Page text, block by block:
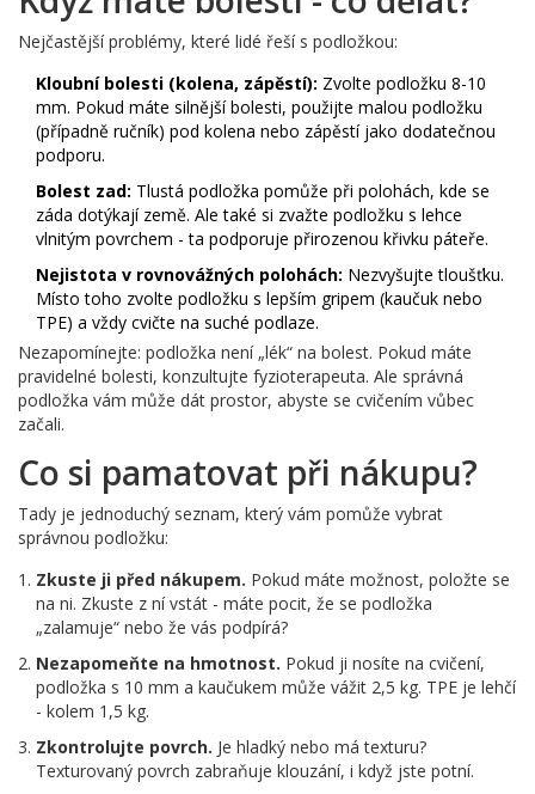
Nejčastější problémy, které lidé řeší s podložkou:
Kloubní bolesti (kolena, zápěstí): Zvolte podložku 8-10
mm. Pokud máte silnější bolesti, použijte malou podložku
(případně ručník) pod kolena nebo zápěstí jako dodatečnou
podporu.
Bolest zad: Tlustá podložka pomůže při polohách, kde se
záda dotýkají země. Ale také si zvažte podložku s lehce
vlnitým povrchem - ta podporuje přirozenou křivku páteře.
Nejistota v rovnovážných polohách: Nezvyšujte tloušťku.
Místo toho zvolte podložku s lepším gripem (kaučuk nebo
TPE) a vždy cvičte na suché podlaze.
Nezapomínejte: podložka není „lék“ na bolest. Pokud máte
pravidelné bolesti, konzultujte fyzioterapeuta. Ale správná
podložka vám může dát prostor, abyste se cvičením vůbec
začali.
Co si pamatovat při nákupu?
Tady je jednoduchý seznam, který vám pomůže vybrat
správnou podložku:
Zkuste ji před nákupem. Pokud máte možnost, položte se
na ni. Zkuste z ní vstát - máte pocit, že se podložka
„zalamuje“ nebo že vás podpírá?
Nezapomeňte na hmotnost. Pokud ji nosíte na cvičení,
podložka s 10 mm a kaučukem může vážit 2,5 kg. TPE je lehčí
- kolem 1,5 kg.
Zkontrolujte povrch. Je hladký nebo má texturu?
Texturovaný povrch zabraňuje klouzání, i když jste potní.